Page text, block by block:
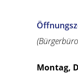
Montag,